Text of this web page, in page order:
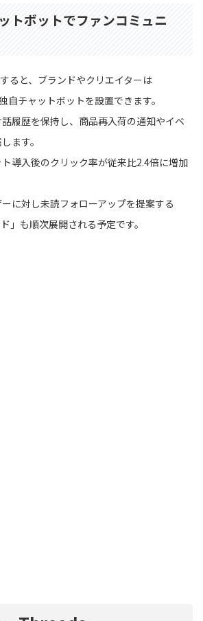
トボットでファンコミュニ
ると、ブランドやクリエイターは
チャットボットを設置できます。
履歴を保持し、商品再入荷の通知やイベ
ます。
導入後のクリック率が従来比2.4倍に増加
に対し未読フォローアップを提案する
」も順次展開される予定です。